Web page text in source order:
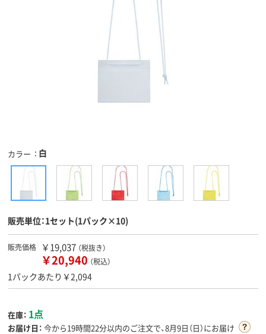
カラー 白
販売単位：1セット(1パック×10)
販売価格 ￥19,037 （税抜き）
￥20,940 （税込）
1パックあたり￥2,094
在庫： 1点
お届け日： 今から19時間22分以内のご注文で、8月9日（日）にお届け